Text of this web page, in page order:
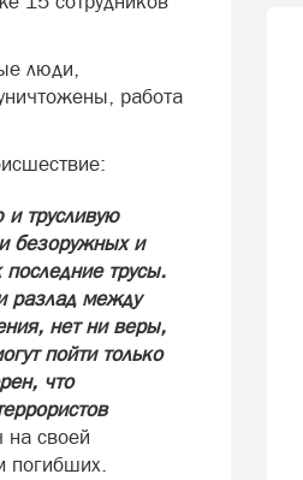
люди,
работа
трусливую
безоружных и
трусы.
разлад между
нет ни веры,
пойти только
что
на своей
погибших.